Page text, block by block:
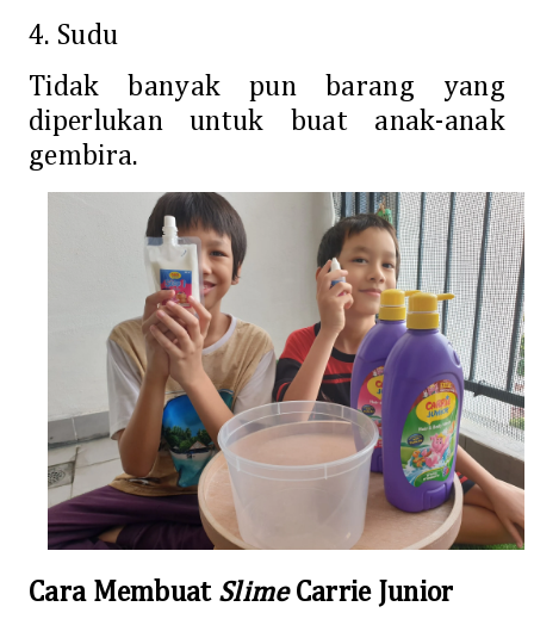
4. Sudu
Tidak banyak pun barang yang
diperlukan untuk buat anak-anak
gembira.
Cara Membuat SlimeCarrie Junior